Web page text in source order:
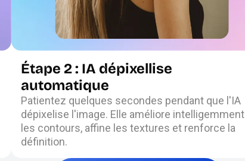
Étape 2 : IA dépixellise
automatique
Patientez quelques secondes pendant que l'IA
dépixelise l'image. Elle améliore intelligemment
les contours, affine les textures et renforce la
définition.